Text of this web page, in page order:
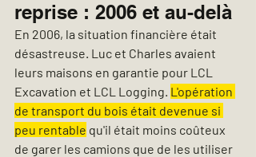
reprise : 2006 et au-delà
En 2006, la situation financière était
désastreuse. Luc et Charles avaient
leurs maisons en garantie pour LCL
Excavation et LCL Logging. L'opération
de transport du bois était devenue si
peu rentable qu'il était moins coûteux
de garer les camions que de les utiliser